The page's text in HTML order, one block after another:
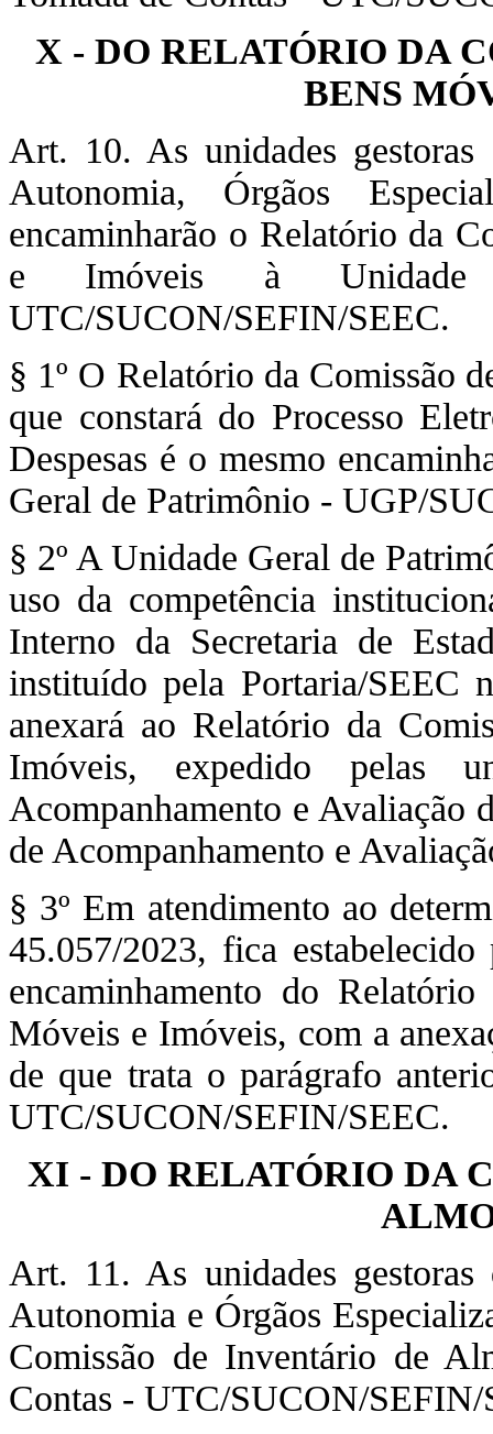
X - DO RELATÓRIO DA
BENS
Art. 10. As unidades
Autonomia, Órgãos
encaminharão o Relatório da
e Imóveis à
UTC/SUCON/SEFIN/SEEC.
§ 1º O Relatório da Comissão
que constará do Processo
Despesas é o mesmo
Geral de Patrimônio - UGP/
§ 2º A Unidade Geral de
uso da competência
Interno da Secretaria de
instituído pela Portaria/SEEC
anexará ao Relatório da
Imóveis, expedido pelas
Acompanhamento e
de Acompanhamento e
§ 3º Em atendimento ao
45.057/2023, fica
encaminhamento do
Móveis e Imóveis, com a
de que trata o parágrafo
UTC/SUCON/SEFIN/SEEC.
XI - DO RELATÓRIO DA
Art. 11. As unidades
Autonomia e Órgãos
Comissão de Inventário de
Contas - UTC/SUCON/SEFIN/